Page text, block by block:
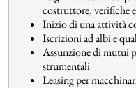
costruttore, verifiche
Inizio di una attività
Iscrizioni ad albi e
Assunzione di mutui
strumentali
Leasing per